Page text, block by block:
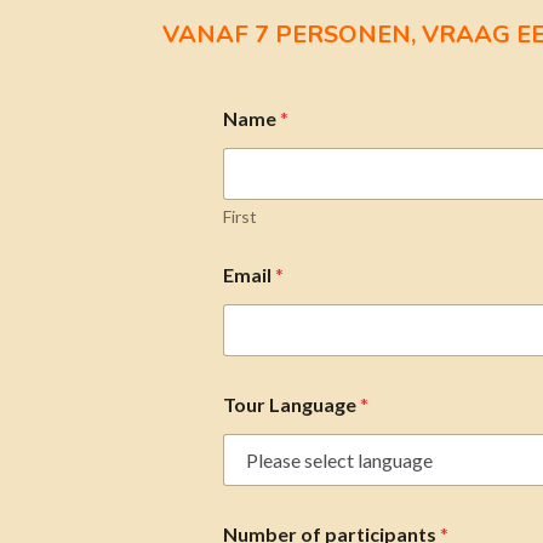
VANAF 7 PERSONEN, VRAAG
Name*
First
Email*
Tour Language*
Number of participants*